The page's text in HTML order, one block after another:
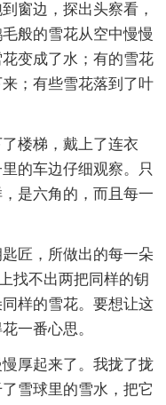
窗边，探出头察看，
般的雪花从空中慢慢
变成了水；有的雪花
；有些雪花落到了叶
楼梯，戴上了连衣
的车边仔细观察。只
是六角的，而且每一
匠，所做出的每一朵
找不出两把同样的钥
样的雪花。要想让这
一番心思。
厚起来了。我拢了拢
雪球里的雪水，把它